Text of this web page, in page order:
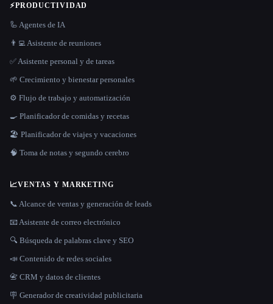
⚡PRODUCTIVIDAD
🦾 Agentes de IA
👨‍💻 Asistente de reuniones
✅ Asistente personal y de tareas
🌱 Crecimiento y bienestar personales
⚙️ Flujo de trabajo y automatización
🍳 Planificador de comidas y recetas
🏖 Planificador de viajes y vacaciones
🧠 Toma de notas y segundo cerebro
📈VENTAS Y MARKETING
📞 Alcance de ventas y generación de leads
📧 Asistente de correo electrónico
🔍 Búsqueda de palabras clave y SEO
📣 Contenido de redes sociales
📇 CRM y datos de clientes
🪧 Generador de creatividad publicitaria